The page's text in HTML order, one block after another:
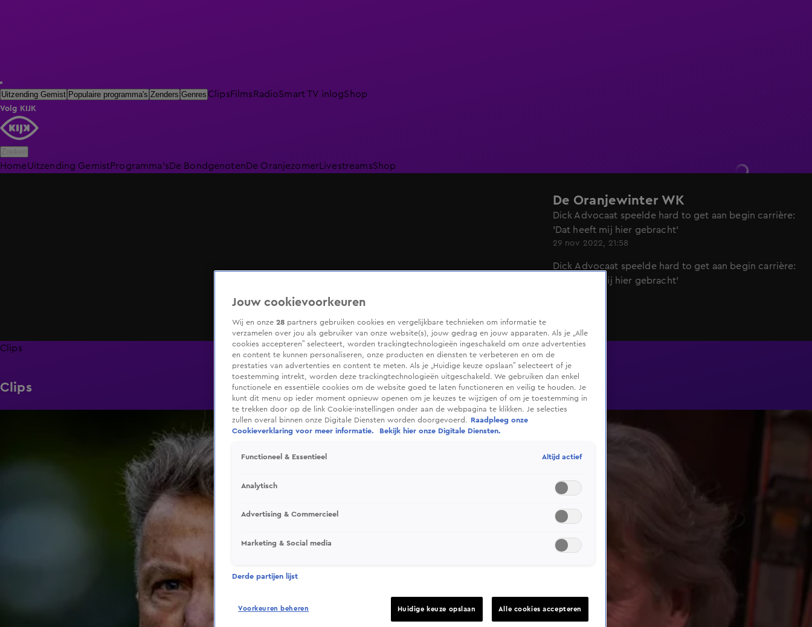
Uitzending Gemist Populaire programma's Zenders Genres ClipsFilmsRadioSmart TV inlogShop
Volg KIJK
HomeUitzending GemistProgramma'sDe BondgenotenDe Oranjezomer LivestreamsShop
De Oranjewinter WK
Dick Advocaat speelde hard to get aan begin carrière:
'Dat heeft mij hier gebracht'
29 nov 2022, 21:58
Dick Advocaat speelde hard to get aan begin carrière:
'Dat heeft mij hier gebracht'
Clips
Clips
Jouw cookievoorkeuren
Wij en onze 28 partners gebruiken cookies en vergelijkbare technieken om informatie te
verzamelen over jou als gebruiker van onze website(s), jouw gedrag en jouw apparaten. Als je „Alle
cookies accepteren” selecteert, worden trackingtechnologieën ingeschakeld om onze advertenties
en content te kunnen personaliseren, onze producten en diensten te verbeteren en om de
prestaties van advertenties en content te meten. Als je „Huidige keuze opslaan” selecteert of je
toestemming intrekt, worden deze trackingtechnologieën uitgeschakeld. We gebruiken dan enkel
functionele en essentiële cookies om de website goed te laten functioneren en veilig te houden. Je
kunt dit menu op ieder moment opnieuw openen om je keuzes te wijzigen of om je toestemming in
te trekken door op de link Cookie-instellingen onder aan de webpagina te klikken. Je selecties
zullen overal binnen onze Digitale Diensten worden doorgevoerd.
Raadpleeg onze
Cookieverklaring voor meer informatie.
Bekijk hier onze Digitale Diensten.
Functioneel & Essentieel Altijd actief
Analytisch
Advertising & Commercieel
Marketing & Social media
Derde partijen lijst
Voorkeuren beheren Huidige keuze opslaan Alle cookies accepteren